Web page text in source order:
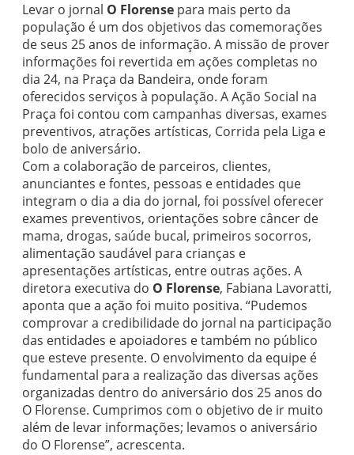
Levar o jornal O Florense para mais perto da
população é um dos objetivos das comemorações
de seus 25 anos de informação. A missão de prover
informações foi revertida em ações completas no
dia 24, na Praça da Bandeira, onde foram
oferecidos serviços à população. A Ação Social na
Praça foi contou com campanhas diversas, exames
preventivos, atrações artísticas, Corrida pela Liga e
bolo de aniversário.
Com a colaboração de parceiros, clientes,
anunciantes e fontes, pessoas e entidades que
integram o dia a dia do jornal, foi possível oferecer
exames preventivos, orientações sobre câncer de
mama, drogas, saúde bucal, primeiros socorros,
alimentação saudável para crianças e
apresentações artísticas, entre outras ações. A
diretora executiva do O Florense, Fabiana Lavoratti,
aponta que a ação foi muito positiva. “Pudemos
comprovar a credibilidade do jornal na participação
das entidades e apoiadores e também no público
que esteve presente. O envolvimento da equipe é
fundamental para a realização das diversas ações
organizadas dentro do aniversário dos 25 anos do
O Florense. Cumprimos com o objetivo de ir muito
além de levar informações; levamos o aniversário
do O Florense”, acrescenta.